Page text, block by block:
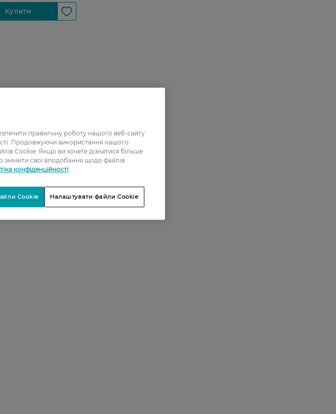
правильну роботу нашого веб-сайту
Продовжуючи використання нашого
Cookie. Якщо ви хочете дізнатися більше
змінити свої вподобання щодо файлів
конфіденційності
Налаштувати файли Cookie
Cookie